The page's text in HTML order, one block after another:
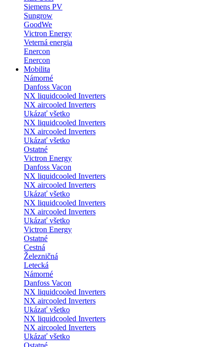
Siemens PV
Sungrow
GoodWe
Victron Energy
Veterná energia
Enercon
Enercon
Mobilita
Námorné
Danfoss Vacon
NX liquidcooled Inverters
NX aircooled Inverters
Ukázať všetko
NX liquidcooled Inverters
NX aircooled Inverters
Ukázať všetko
Ostatné
Victron Energy
Danfoss Vacon
NX liquidcooled Inverters
NX aircooled Inverters
Ukázať všetko
NX liquidcooled Inverters
NX aircooled Inverters
Ukázať všetko
Victron Energy
Ostatné
Cestná
Železničná
Letecká
Námorné
Danfoss Vacon
NX liquidcooled Inverters
NX aircooled Inverters
Ukázať všetko
NX liquidcooled Inverters
NX aircooled Inverters
Ukázať všetko
Ostatné